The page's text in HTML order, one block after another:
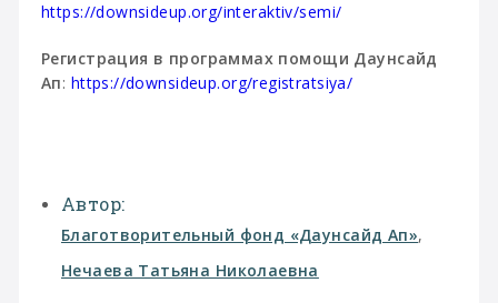
https://downsideup.org/interaktiv/semi/
Регистрация в программах помощи Даунсайд
Ап: https://downsideup.org/registratsiya/
Автор:
Благотворительный фонд «Даунсайд Ап»,
Нечаева Татьяна Николаевна